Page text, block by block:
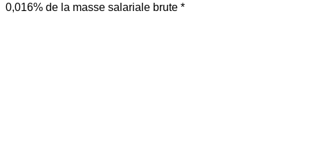
0,016% de la masse salariale brute *